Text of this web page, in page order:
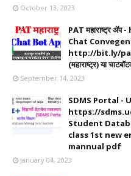
October 13, 2023
PAT महाराष्ट्र
Chat
http://bit.ly/pat-
(महाराष्ट्र) या
September 14, 2023
SDMS Portal -
https://
Student
class 1st new
mannual pdf
January 04, 2023